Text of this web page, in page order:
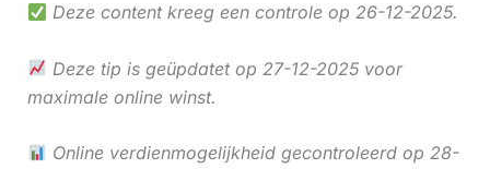
Deze content kreeg een controle op 26-12-2025.
Deze tip is geüpdatet op 27-12-2025 voor
maximale online winst.
Online verdienmogelijkheid gecontroleerd op 28-